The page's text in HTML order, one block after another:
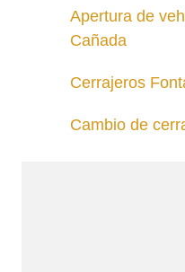
Apertura de
Cañada
Cerrajeros
Cambio de